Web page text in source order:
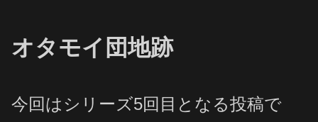
オタモイ団地跡
今回はシリーズ5回目となる投稿で